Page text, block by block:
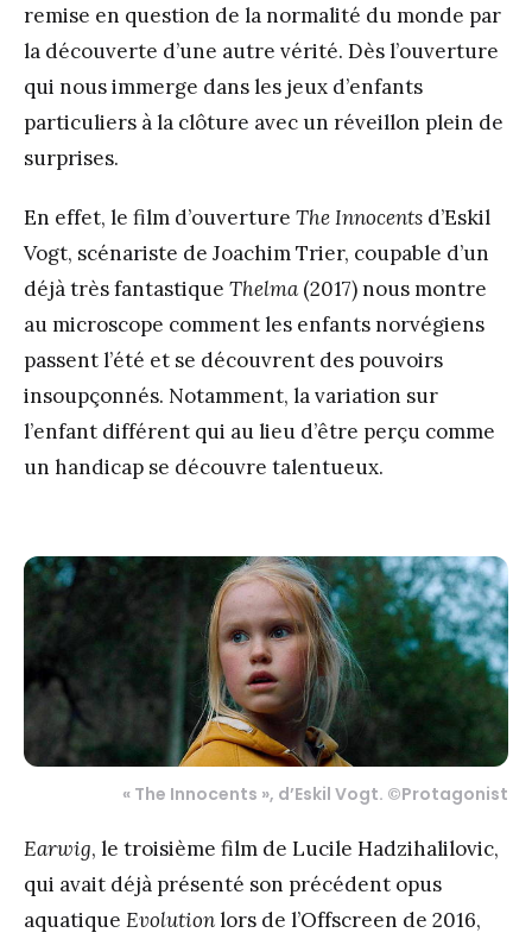
remise en question de la normalité du monde par
la découverte d’une autre vérité. Dès l’ouverture
qui nous immerge dans les jeux d’enfants
particuliers à la clôture avec un réveillon plein de
surprises.
En effet, le film d’ouverture The Innocents d’Eskil
Vogt, scénariste de Joachim Trier, coupable d’un
déjà très fantastique Thelma (2017) nous montre
au microscope comment les enfants norvégiens
passent l’été et se découvrent des pouvoirs
insoupçonnés. Notamment, la variation sur
l’enfant différent qui au lieu d’être perçu comme
un handicap se découvre talentueux.
« The Innocents », d’Eskil Vogt. ©Protagonist
Earwig, le troisième film de Lucile Hadzihalilovic,
qui avait déjà présenté son précédent opus
aquatique Evolutionlors de l’Offscreen de 2016,